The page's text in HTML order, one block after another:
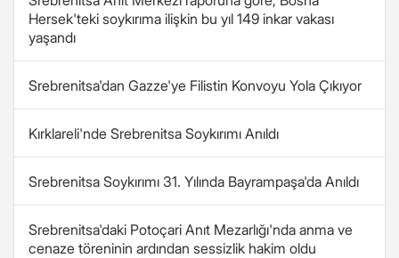
Hersek'teki soykırıma ilişkin bu yıl 149 inkar vakası
yaşandı
Srebrenitsa'dan Gazze'ye Filistin Konvoyu Yola Çıkıyor
Kırklareli'nde Srebrenitsa Soykırımı Anıldı
Srebrenitsa Soykırımı 31. Yılında Bayrampaşa'da Anıldı
Srebrenitsa'daki Potoçari Anıt Mezarlığı'nda anma ve
cenaze töreninin ardından sessizlik hakim oldu